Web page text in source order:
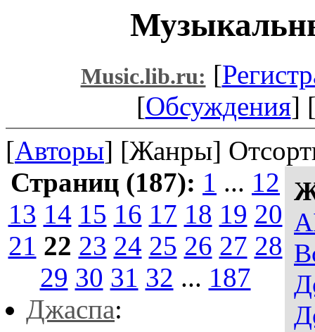
Music.lib.ru: [
[Обсуждения]
[Авторы] [Жанры]
Страниц (187): 1 ... 12
13 14 15 16 17 18 19 20
21 22 23 24 25 26 27 28
29 30 31 32 ... 187
Джacпa: